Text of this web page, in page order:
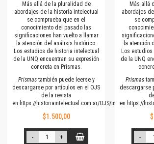
Más allá de la pluralidad de
abordajes de la historia intelectual
se comprueba que en el
conocimiento del pasado las
significaciones han vuelto a llamar
la atención del análisis histórico.
Los estudios de historia intelectual
de la UNQ encuentran su expresión
concreta en Prismas.
Prismas también puede leerse y
descargarse por artículos en el OJS
de la revista
en https://historiaintelectual.com.ar/OJS/index.php/
$1.500,00
- +
Más allá
abordajes
se
la atención
Los
de la UNQ
Prismas
descargarse
en https://
-